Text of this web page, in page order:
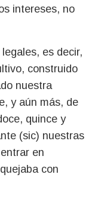
intereses, no
es decir,
construido
nuestra
y aún más, de
quince y
(sic) nuestras
en
con